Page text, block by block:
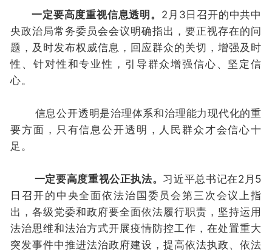
一定要高度重视信息透明。 2月3日召开的中共中
央政治局常务委员会会议明确指出，要正视存在的问
题，及时发布权威信息，回应群众的关切，增强及时
性、针对性和专业性，引导群众增强信心、坚定信
心。
信息公开透明是治理体系和治理能力现代化的重
要方面，只有信息公开透明，人民群众才会信心十
足。
一定要高度重视公正执法。 习近平总书记在2月5
日召开的中央全面依法治国委员会第三次会议上指
出，各级党委和政府要全面依法履行职责，坚持运用
法治思维和法治方式开展疫情防控工作，在处置重大
突发事件中推进法治政府建设，提高依法执政、依法